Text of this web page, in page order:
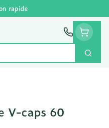
rapide
V-caps 60